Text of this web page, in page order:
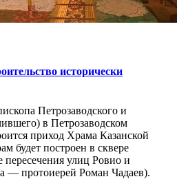
исторически
Петрозаводского и
в Петрозаводском
приход Храма Казанской
будет построен в сквере
пересечения улиц Ровио и
— протоиерей Роман Чадаев).